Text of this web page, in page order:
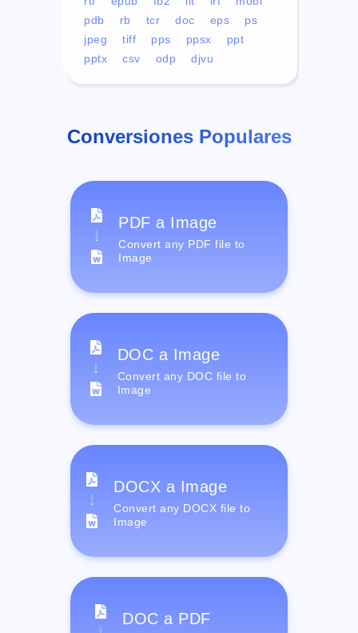
pdb
rb tcr doc eps
ps
jpeg
tiff pps ppsx
ppt
pptx
csv odp djvu
Conversiones Populares
PDF a Image
Convert any PDF file to
Image
DOC a Image
Convert any DOC file to
Image
DOCX a Image
Convert any DOCX file to
Image
DOC a PDF